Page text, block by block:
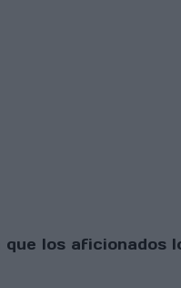
los aficionados